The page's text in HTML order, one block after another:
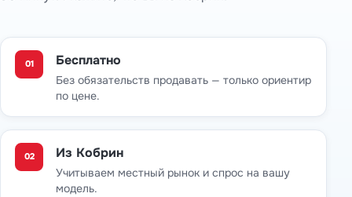
01 Бесплатно
Без обязательств продавать — только ориентир
по цене.
02 Из Кобрин
Учитываем местный рынок и спрос на вашу
модель.